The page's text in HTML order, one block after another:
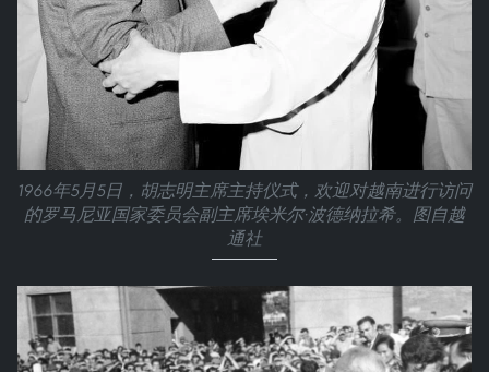
1966年5月5日，胡志明主席主持仪式，欢迎对越南进行访问
的罗马尼亚国家委员会副主席埃米尔·波德纳拉希。图自越
通社